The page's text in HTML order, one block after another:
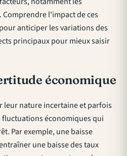
l'impact de ces
anticiper les variations des
principaux pour mieux saisir
économique
leur nature incertaine et parfois
économiques qui
Par exemple, une baisse
une baisse des taux